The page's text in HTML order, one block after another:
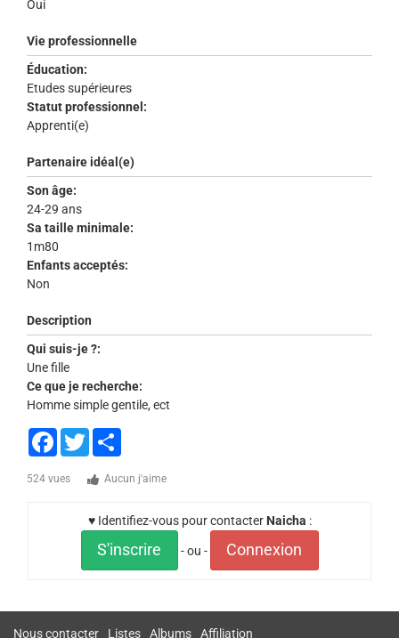
Oui
Vie professionnelle
Éducation:
Etudes supérieures
Statut professionnel:
Apprenti(e)
Partenaire idéal(e)
Son âge:
24-29 ans
Sa taille minimale:
1m80
Enfants acceptés:
Non
Description
Qui suis-je ?:
Une fille
Ce que je recherche:
Homme simple gentile, ect
Facebook
Twitter
524 vues Aucun j'aime
♥ Identifiez-vous pour contacter Naicha :
S'inscrire - ou - Connexion
Nous contacter Listes Albums Affiliation